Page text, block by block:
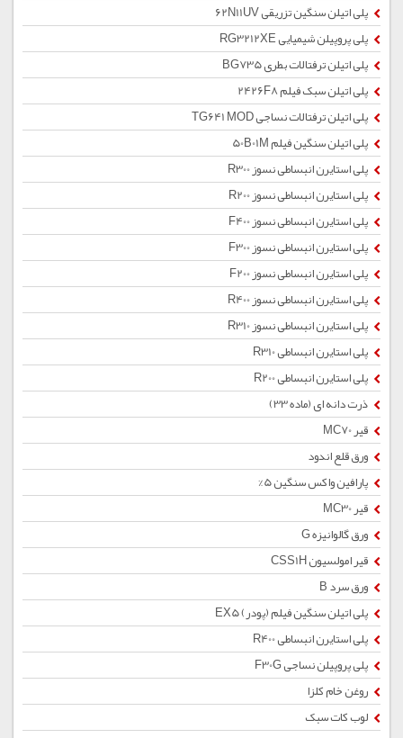
پلی اتیلن سنگین تزریقی 62N11UV
پلی پروپیلن شیمیایی RG3212XE
پلی اتیلن ترفتالات بطری BG735
پلی اتیلن سبک فیلم 2426F8
پلی اتیلن ترفتالات نساجی TG641 MOD
پلی اتیلن سنگین فیلم 50B01M
پلی استایرن انبساطی نسوز R300
پلی استایرن انبساطی نسوز R200
پلی استایرن انبساطی نسوز F400
پلی استایرن انبساطی نسوز F300
پلی استایرن انبساطی نسوز F200
پلی استایرن انبساطی نسوز R400
پلی استایرن انبساطی نسوز R310
پلی استایرن انبساطی R310
پلی استایرن انبساطی R200
ذرت دانه ای (ماده 33)
قیر MC70
ورق قلع اندود
پارافین واکس سنگین 5%
قیر MC30
ورق گالوانیزه G
قیر امولسیون CSS1H
ورق سرد B
پلی اتیلن سنگین فیلم (پودر) EX5
پلی استایرن انبساطی R400
پلی پروپیلن نساجی F30G
روغن خام کلزا
لوب کات سبک